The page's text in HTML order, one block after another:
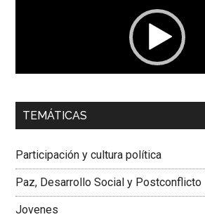
00:00
Dra. Carolina Corcho Mejía,
Colombiana
TEMÁTICAS
Participación y cultura política
Paz, Desarrollo Social y Postconflicto
Jovenes